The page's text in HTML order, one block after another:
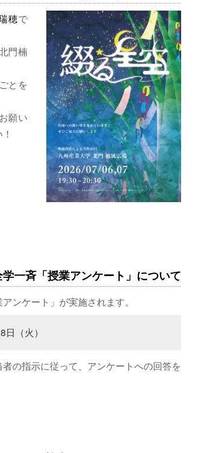
穂で
門楠
とを
願い
一斉「授業アンケート」について
ンケート」が実施されます。
（火）
の指示に従って、アンケートへの回答を